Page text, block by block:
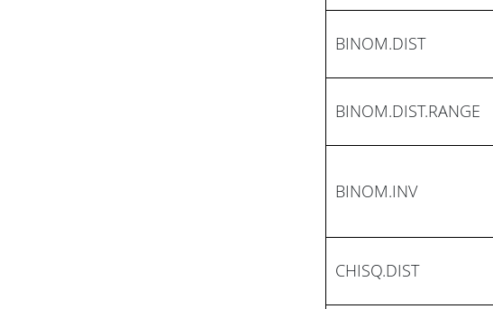
BINOM.DIST
BINOM.DIST.RANGE
BINOM.INV
CHISQ.DIST